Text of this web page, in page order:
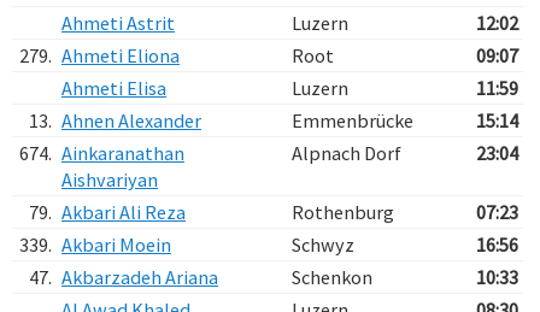
Ahmeti Astrit Luzern
12:02
279. Ahmeti Eliona Root
09:07
Ahmeti Elisa
Luzern
11:59
13. Ahnen Alexander Emmenbrücke
15:14
674. Ainkaranathan
Aishvariyan
Alpnach Dorf 23:04
79. Akbari Ali Reza Rothenburg
07:23
339. Akbari Moein Schwyz
16:56
47. Akbarzadeh Ariana Schenkon
10:33